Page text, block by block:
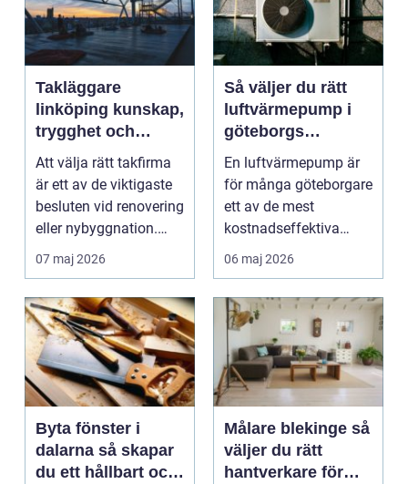
Takläggare
linköping kunskap,
trygghet och
hållbara tak
Att välja rätt takfirma
är ett av de viktigaste
besluten vid renovering
eller nybyggnation.
Taket på...
07 maj 2026
Så väljer du rätt
luftvärmepump i
göteborgs
kustklimat
En luftvärmepump är
för många göteborgare
ett av de mest
kostnadseffektiva
sätten att sänka sina
upp...
06 maj 2026
Byta fönster i
dalarna så skapar
du ett hållbart och
Målare blekinge så
väljer du rätt
hantverkare för